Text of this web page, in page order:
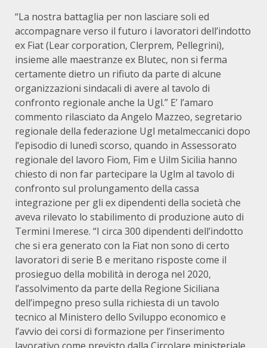
“La nostra battaglia per non lasciare soli ed
accompagnare verso il futuro i lavoratori dell’indotto
ex Fiat (Lear corporation, Clerprem, Pellegrini),
insieme alle maestranze ex Blutec, non si ferma
certamente dietro un rifiuto da parte di alcune
organizzazioni sindacali di avere al tavolo di
confronto regionale anche la Ugl.” E’ l’amaro
commento rilasciato da Angelo Mazzeo, segretario
regionale della federazione Ugl metalmeccanici dopo
l’episodio di lunedì scorso, quando in Assessorato
regionale del lavoro Fiom, Fim e Uilm Sicilia hanno
chiesto di non far partecipare la Uglm al tavolo di
confronto sul prolungamento della cassa
integrazione per gli ex dipendenti della società che
aveva rilevato lo stabilimento di produzione auto di
Termini Imerese. “I circa 300 dipendenti dell’indotto
che si era generato con la Fiat non sono di certo
lavoratori di serie B e meritano risposte come il
prosieguo della mobilità in deroga nel 2020,
l’assolvimento da parte della Regione Siciliana
dell’impegno preso sulla richiesta di un tavolo
tecnico al Ministero dello Sviluppo economico e
l’avvio dei corsi di formazione per l’inserimento